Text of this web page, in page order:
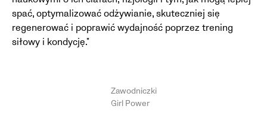
spać, optymalizować odżywianie, skuteczniej się
regenerować i poprawić wydajność poprzez trening
siłowy i kondycję."
Zawodniczki
Girl Power